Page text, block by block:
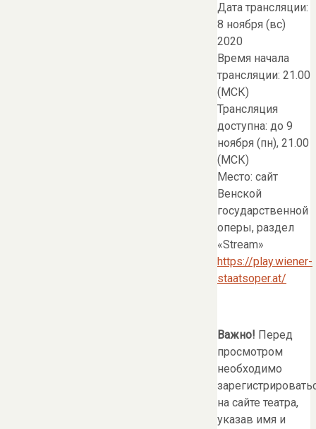
Дата трансляции:
8 ноября (вс)
2020
Время начала
трансляции: 21.00
(МСК)
Трансляция
доступна: до 9
ноября (пн), 21.00
(МСК)
Место: сайт
Венской
государственной
оперы, раздел
«Stream»
https://play.wiener-
staatsoper.at/
Важно! Перед
просмотром
необходимо
на сайте театра,
указав имя и